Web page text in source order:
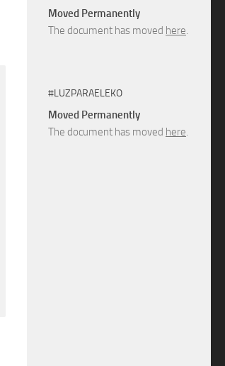
Moved Permanently
The document has moved here.
#LUZPARAELEKO
Moved Permanently
The document has moved here.